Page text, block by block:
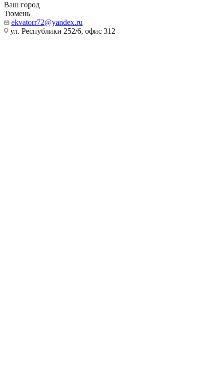
Ваш город
Тюмень
ekvatorr72@yandex.ru
ул. Республики 252/6, офис 312